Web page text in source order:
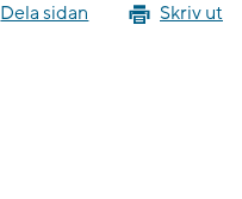
Skriv ut
Dela sidan